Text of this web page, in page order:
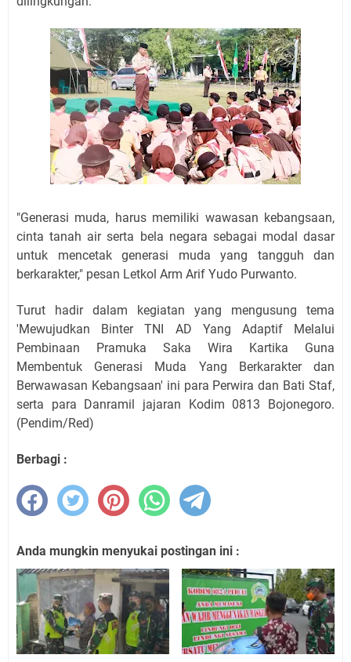
"Generasi muda, harus memiliki wawasan kebangsaan,
cinta tanah air serta bela negara sebagai modal dasar
untuk mencetak generasi muda yang tangguh dan
berkarakter," pesan Letkol Arm Arif Yudo Purwanto.
Turut hadir dalam kegiatan yang mengusung tema
'Mewujudkan Binter TNI AD Yang Adaptif Melalui
Pembinaan Pramuka Saka Wira Kartika Guna
Membentuk Generasi Muda Yang Berkarakter dan
Berwawasan Kebangsaan' ini para Perwira dan Bati Staf,
serta para Danramil jajaran Kodim 0813 Bojonegoro.
(Pendim/Red)
Berbagi :
Anda mungkin menyukai postingan ini :